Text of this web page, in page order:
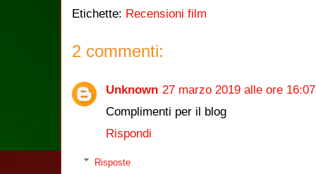
Etichette: Recensioni film
2 commenti:
Unknown 27 marzo 2019 alle ore 16:07
Complimenti per il blog
Rispondi
Risposte